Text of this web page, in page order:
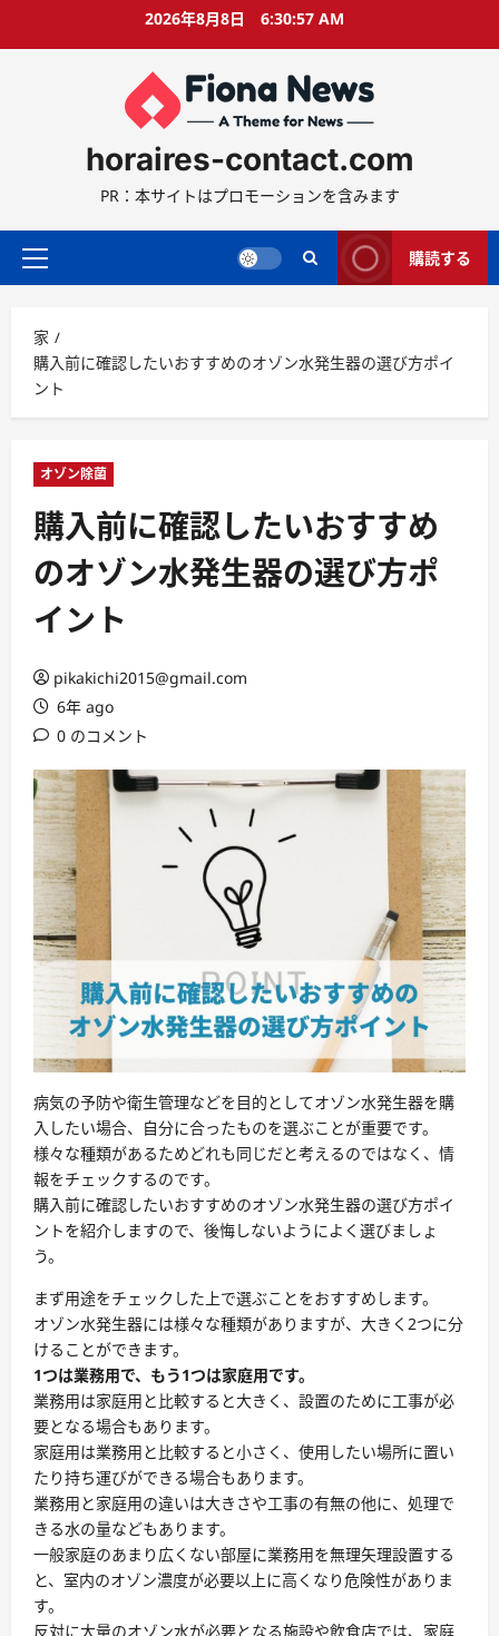
2026年8月8日 6:30:58 AM
horaires-contact.com
PR：本サイトはプロモーションを含みます
プ
マ
リ
ー
メ
ュ
購読する
家
購入前に確認したいおすすめのオゾン水発生器の選び方ポイ
ント
オゾン除菌
購入前に確認したいおすすめ
のオゾン水発生器の選び方ポ
イント
pikakichi2015@gmail.com
6年 ago
0 のコメント
病気の予防や衛生管理などを目的としてオゾン水発生器を購
入したい場合、自分に合ったものを選ぶことが重要です。
様々な種類があるためどれも同じだと考えるのではなく、情
報をチェックするのです。
購入前に確認したいおすすめのオゾン水発生器の選び方ポイ
ントを紹介しますので、後悔しないようによく選びましょ
う。
まず用途をチェックした上で選ぶことをおすすめします。
オゾン水発生器には様々な種類がありますが、大きく2つに分
けることができます。
1つは業務用で、もう1つは家庭用です。
業務用は家庭用と比較すると大きく、設置のために工事が必
要となる場合もあります。
家庭用は業務用と比較すると小さく、使用したい場所に置い
たり持ち運びができる場合もあります。
業務用と家庭用の違いは大きさや工事の有無の他に、処理で
きる水の量などもあります。
一般家庭のあまり広くない部屋に業務用を無理矢理設置する
と、室内のオゾン濃度が必要以上に高くなり危険性がありま
す。
反対に大量のオゾン水が必要となる施設や飲食店では、家庭